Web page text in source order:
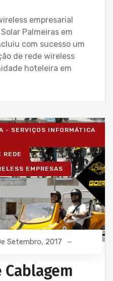
empresarial
Palmeiras em
com sucesso um
de rede wireless
hoteleira em
- SERVIÇOS INFORMÁTICA
REDE
EMPRESAS
Setembro, 2017